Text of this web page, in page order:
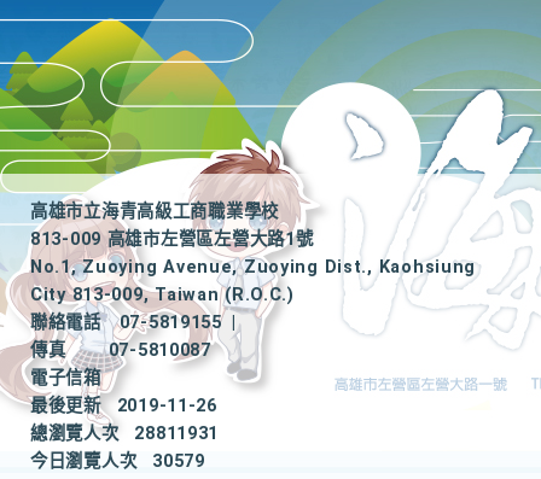
高雄市立海青高級工商職業學校
813-009 高雄市左營區左營大路1號
No.1, Zuoying Avenue, Zuoying Dist., Kaohsiung
City 813-009, Taiwan (R.O.C.)
聯絡電話
07-5819155
|
傳真
07-5810087
電子信箱
最後更新
2019-11-26
總瀏覽人次
28811931
今日瀏覽人次
30579